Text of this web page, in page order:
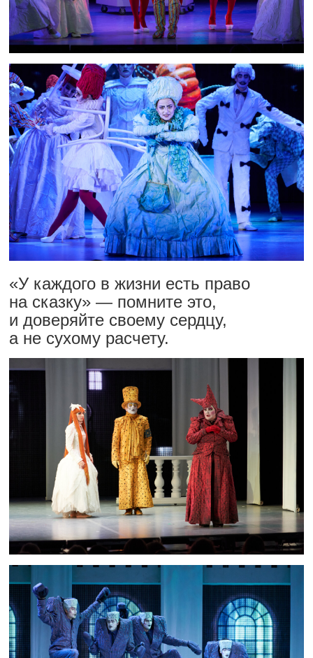
«У каждого в жизни есть право
на сказку» — помните это,
и доверяйте своему сердцу,
а не сухому расчету.